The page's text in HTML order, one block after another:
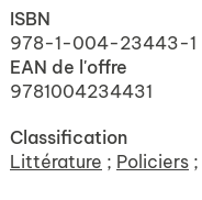
ISBN
978-1-004-23443-1
EAN de l'offre
9781004234431
Classification
Littérature ; Policiers ;